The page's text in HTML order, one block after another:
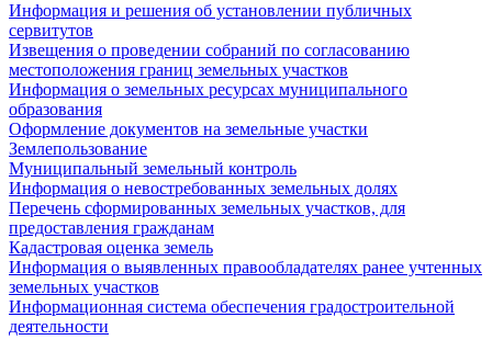
Информация и решения об установлении публичных
сервитутов
Извещения о проведении собраний по согласованию
местоположения границ земельных участков
Информация о земельных ресурсах муниципального
образования
Оформление документов на земельные участки
Землепользование
Муниципальный земельный контроль
Информация о невостребованных земельных долях
Перечень сформированных земельных участков, для
предоставления гражданам
Кадастровая оценка земель
Информация о выявленных правообладателях ранее учтенных
земельных участков
Информационная система обеспечения градостроительной
деятельности